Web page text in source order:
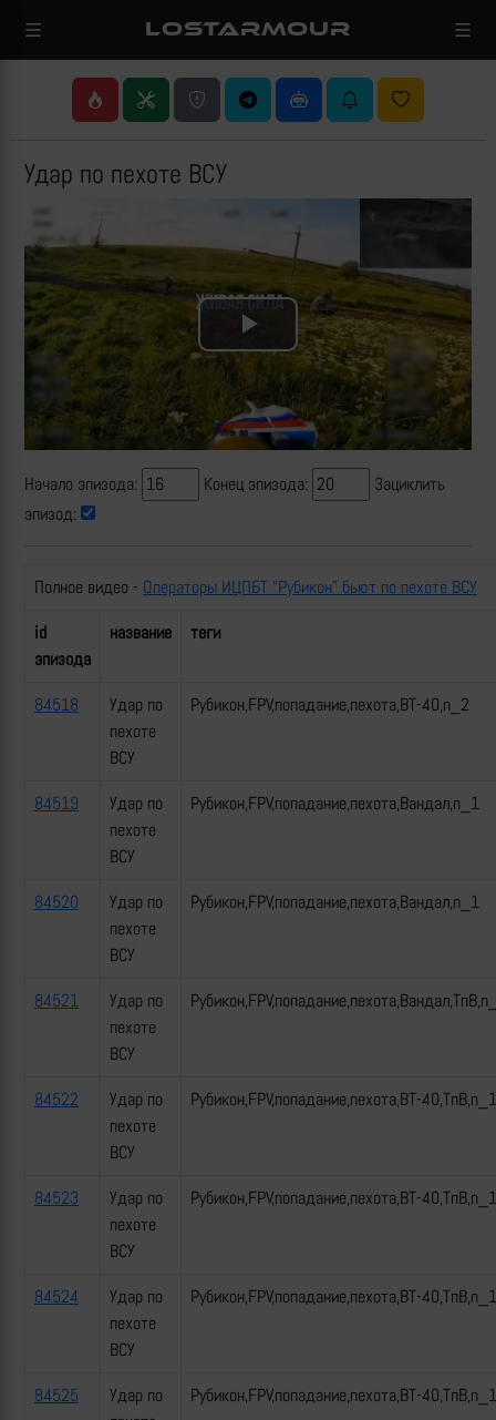
LOSTARMOUR
Удар по пехоте ВСУ
Play
Video
Начало эпизода: Конец эпизода:
Зациклить
эпизод:
Полное видео - Операторы ИЦПБТ "Рубикон" бьют по пехоте ВСУ
id
эпизода
название теги
84518
Удар по
пехоте
ВСУ
Рубикон,FPV,попадание,пехота,ВТ-40,n_2
84519
Удар по
пехоте
ВСУ
Рубикон,FPV,попадание,пехота,Вандал,n_1
84520
Удар по
пехоте
ВСУ
Рубикон,FPV,попадание,пехота,Вандал,n_1
84521
Удар по
пехоте
ВСУ
84522
Удар по
пехоте
ВСУ
Рубикон,FPV,попадание,пехота,ВТ-40,ТпВ,n_1
84523
Удар по
пехоте
ВСУ
Рубикон,FPV,попадание,пехота,ВТ-40,ТпВ,n_1
84524
Удар по
пехоте
ВСУ
Рубикон,FPV,попадание,пехота,ВТ-40,ТпВ,n_1
84525
Удар по
Рубикон,FPV,попадание,пехота,ВТ-40,ТпВ,n_1